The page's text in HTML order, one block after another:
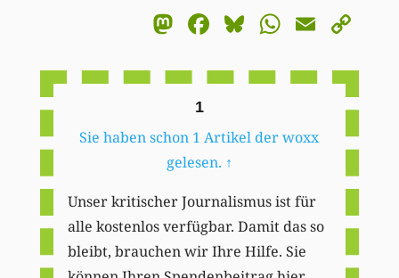
Mastodon
Facebook
BlueskyEmail
1
Sie haben schon 1 Artikel der woxx
gelesen. ↑
Unser kritischer Journalismus ist für
alle kostenlos verfügbar. Damit das so
bleibt, brauchen wir Ihre Hilfe. Sie